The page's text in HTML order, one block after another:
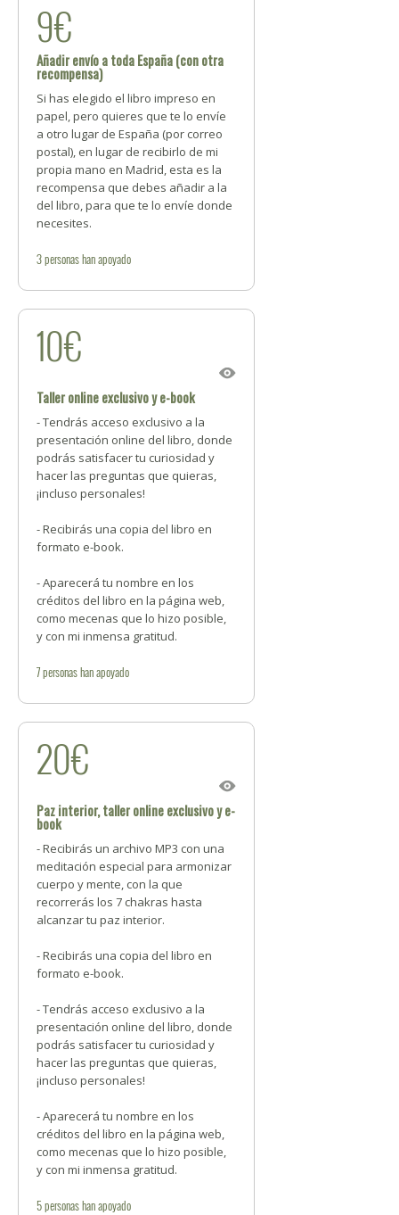
9€
Añadir envío a toda España (con otra
recompensa)
Si has elegido el libro impreso en
papel, pero quieres que te lo envíe
a otro lugar de España (por correo
postal), en lugar de recibirlo de mi
propia mano en Madrid, esta es la
recompensa que debes añadir a la
del libro, para que te lo envíe donde
necesites.
3personashan apoyado
10€
Taller online exclusivo y e-book
- Tendrás acceso exclusivo a la
presentación online del libro, donde
podrás satisfacer tu curiosidad y
hacer las preguntas que quieras,
¡incluso personales!
- Recibirás una copia del libro en
formato e-book.
- Aparecerá tu nombre en los
créditos del libro en la página web,
como mecenas que lo hizo posible,
y con mi inmensa gratitud.
7personashan apoyado
20€
Paz interior, taller online exclusivo y e-
book
- Recibirás un archivo MP3 con una
meditación especial para armonizar
cuerpo y mente, con la que
recorrerás los 7 chakras hasta
alcanzar tu paz interior.
- Recibirás una copia del libro en
formato e-book.
- Tendrás acceso exclusivo a la
presentación online del libro, donde
podrás satisfacer tu curiosidad y
hacer las preguntas que quieras,
¡incluso personales!
- Aparecerá tu nombre en los
créditos del libro en la página web,
como mecenas que lo hizo posible,
y con mi inmensa gratitud.
5personashan apoyado